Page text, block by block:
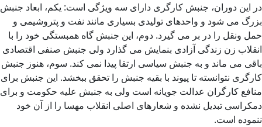
در این دوران، جنبش کارگری دارای سه ویژگی است: یکم، ابعاد جنبش
بزرگ می شود و واحدهای تولیدی بسیاری مانند نفت و پتروشیمی و
حمل ونقل را در بر می گیرد. دوم، این جنبش گاه همبستگی خود را با
انقلاب زن زندگی آزادی بنمایش می گذارد ولی جنبش صنفی اقتصادی
باقی می ماند و به جنبش سیاسی ارتقا پیدا نمی کند. سوم، هنوز جنبش
کارگری نتوانسته تا پیوند با بقیه جنبش را تحقق ببخشد. این جنبش برای
منافع کارگران عدالت جویانه است ولی به جنبش علیه حکومت و برای
دمکراسی تبدیل نشده و شعارهای اصلی انقلاب مهسا را از آن خود
ننموده است.